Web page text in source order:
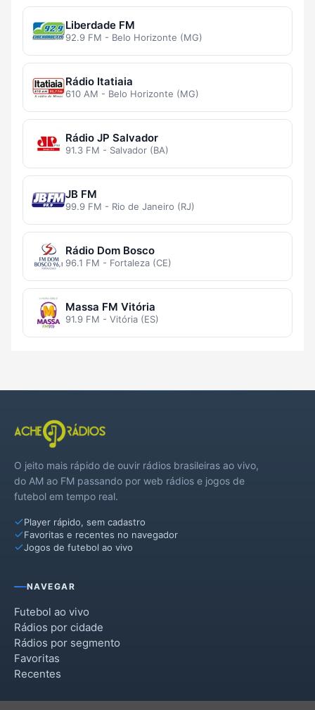
Liberdade FM
92.9 FM - Belo Horizonte (MG)
Rádio Itatiaia
610 AM - Belo Horizonte (MG)
Rádio JP Salvador
91.3 FM - Salvador (BA)
JB FM
99.9 FM - Rio de Janeiro (RJ)
Rádio Dom Bosco
96.1 FM - Fortaleza (CE)
Massa FM Vitória
91.9 FM - Vitória (ES)
O jeito mais rápido de ouvir rádios brasileiras ao vivo,
do AM ao FM passando por web rádios e jogos de
futebol em tempo real.
Player rápido, sem cadastro
Favoritas e recentes no navegador
Jogos de futebol ao vivo
NAVEGAR
Futebol ao vivo
Rádios por cidade
Rádios por segmento
Favoritas
Recentes